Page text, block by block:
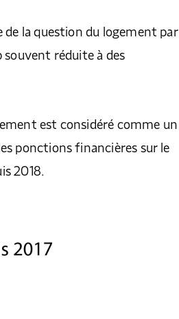
de la question du logement par
souvent réduite à des
est considéré comme un
ponctions financières sur le
2018.